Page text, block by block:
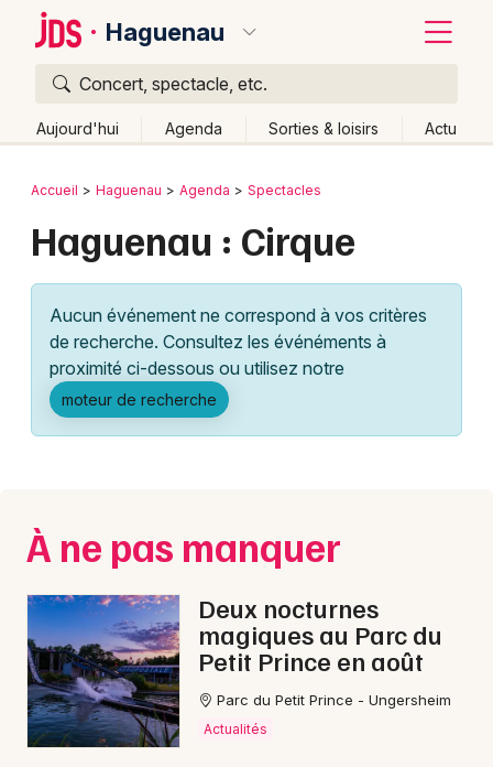
Haguenau
Concert, spectacle, etc.
Aujourd'hui Agenda Sorties & loisirs Actu
Publier un événement
Grands événements
Activité & Expérience
Manifestations
Spectacles
Concerts
Sports
Soirées
Sorties famille
Bordeaux
Lille
Lyon
Marseille
Nantes
Nice
Paris
Strasbourg
Toulouse
Retour
Accueil Haguenau Agenda Spectacles
Haguenau : Cirque
Aucun événement ne correspond à vos critères
de recherche. Consultez les événéments à
proximité ci-dessous ou utilisez notre
moteur de recherche
À ne pas manquer
Deux nocturnes
magiques au Parc du
Petit Prince en août
Parc du Petit Prince - Ungersheim
Actualités
Quoi ?
Où ?
Partout
Près de moi Changer de lieu
Quand ?
Ce week-end